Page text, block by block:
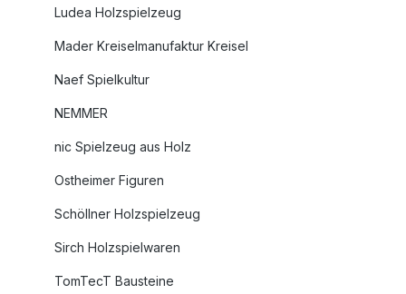
Ludea Holzspielzeug
Mader Kreiselmanufaktur Kreisel
Naef Spielkultur
NEMMER
nic Spielzeug aus Holz
Ostheimer Figuren
Schöllner Holzspielzeug
Sirch Holzspielwaren
TomTecT Bausteine